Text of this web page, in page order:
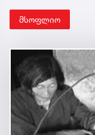
მსოფლიო